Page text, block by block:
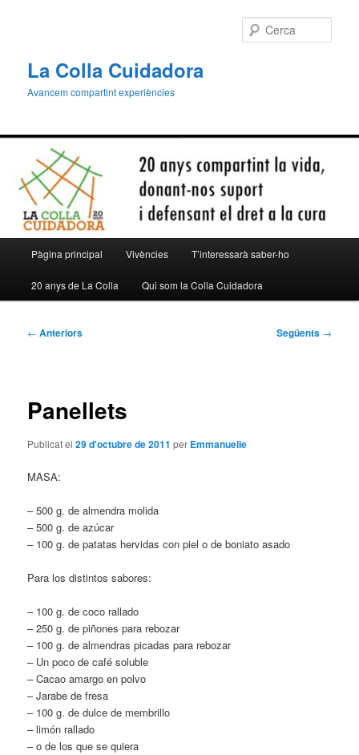
La Colla Cuidadora
Avancem compartint experiències
principal
Pàgina principal Vivències T’interessarà saber-ho
20 anys de La Colla Qui som la Colla Cuidadora
Navegació
← Anteriors Següents →
Panellets
Publicat el29 d'octubre de 2011 per Emmanuelle
MASA:
– 500 g. de almendra molida
– 500 g. de azúcar
– 100 g. de patatas hervidas con piel o de boniato asado
Para los distintos sabores:
– 100 g. de coco rallado
– 250 g. de piñones para rebozar
– 100 g. de almendras picadas para rebozar
– Un poco de café soluble
– Cacao amargo en polvo
– Jarabe de fresa
– 100 g. de dulce de membrillo
– limón rallado
– o de los que se quiera